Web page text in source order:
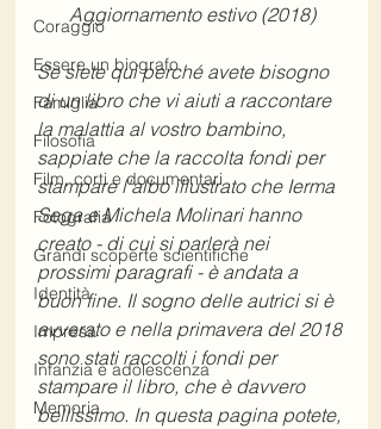
Coraggio
Essere un biografo
Famiglia
Filosofia
Film, corti e documentari
Fotografia
Grandi scoperte scientifiche
Identità
Impresa
Infanzia e adolescenza
Memoria
Aggiornamento estivo (2018)
Se siete qui perché avete bisogno
di un libro che vi aiuti a raccontare
la malattia al vostro bambino,
sappiate che la raccolta fondi per
stampare l'albo illustrato che Ierma
Sega e Michela Molinari hanno
creato - di cui si parlerà nei
prossimi paragrafi - è andata a
buon fine. Il sogno delle autrici si è
avverato e nella primavera del 2018
sono stati raccolti i fondi per
stampare il libro, che è davvero
bellissimo. In questa pagina potete,